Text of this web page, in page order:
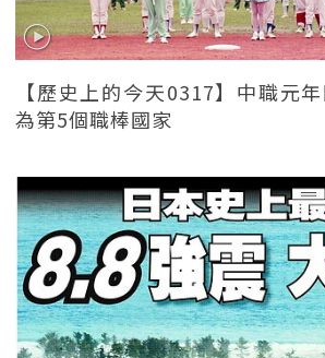
【歷史上的今天0317】中職元
為第5個職棒國家